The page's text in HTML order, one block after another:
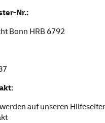
Nr.:
Bonn HRB 6792
auf unseren